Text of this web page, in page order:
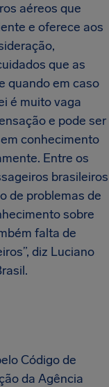
aéreos que
e oferece aos
que as
quando em caso
é muito vaga
e pode ser
conhecimento
Entre os
brasileiros
de problemas de
sobre
falta de
diz Luciano
Código de
da Agência